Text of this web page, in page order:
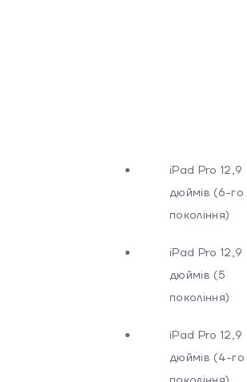
iPad Pro 12,9
дюймів (6-го
покоління)
iPad Pro 12,9
дюймів (5
покоління)
iPad Pro 12,9
дюймів (4-го